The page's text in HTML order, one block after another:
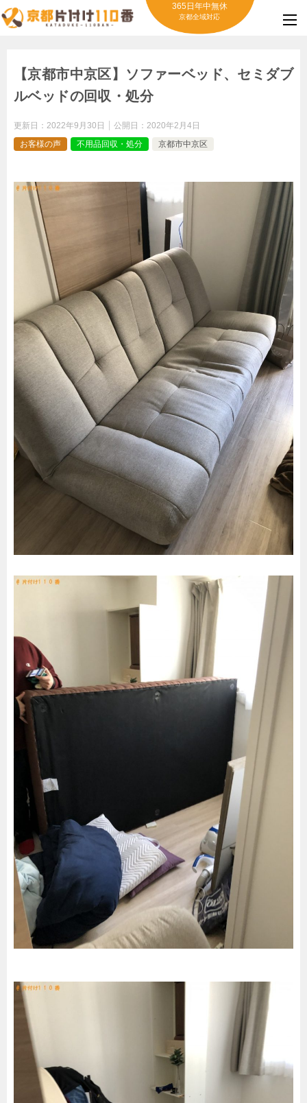
365日年中無休
京都全域対応
【京都市中京区】ソファーベッド、セミダブ
ルベッドの回収・処分
更新日： 2022年9月30日 公開日： 2020年2月4日
お客様の声
不用品回収・処分 京都市中京区